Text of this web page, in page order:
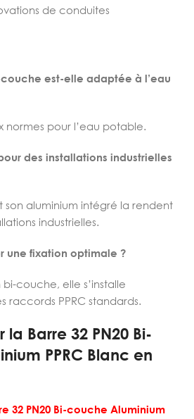
de conduites
couche est-elle adaptée à l’eau
normes pour l’eau potable.
des installations industrielles
son aluminium intégré la rendent
industrielles.
une fixation optimale ?
couche, elle s’installe
raccords PPRC standards.
la Barre 32 PN20 Bi-
PPRC Blanc en
32 PN20 Bi-couche Aluminium